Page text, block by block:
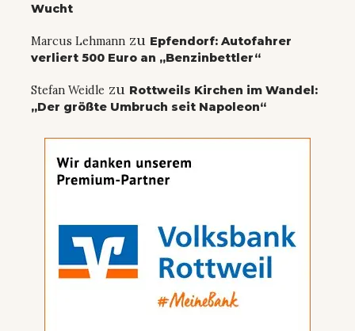
Wucht
Marcus Lehmann zu Epfendorf: Autofahrer
verliert 500 Euro an „Benzinbettler“
Stefan Weidle zu Rottweils Kirchen im Wandel:
„Der größte Umbruch seit Napoleon“